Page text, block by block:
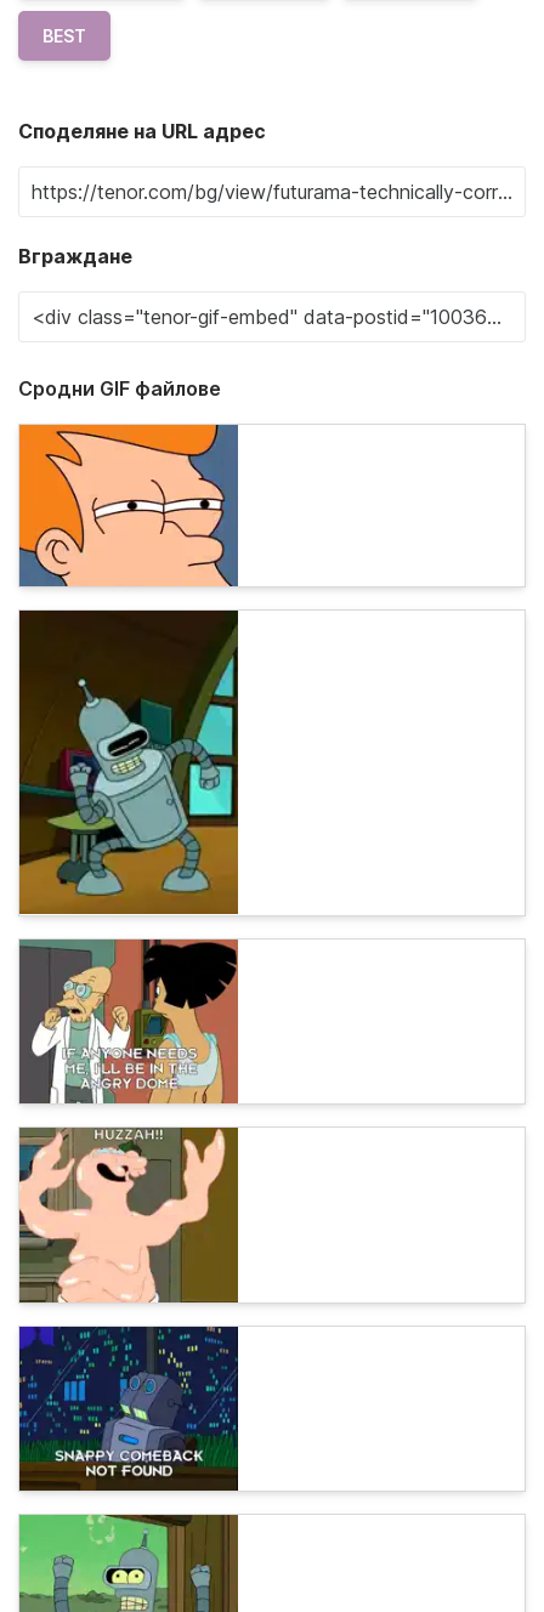
BEST
Споделяне на URL адрес
Вграждане
Сродни GIF файлове